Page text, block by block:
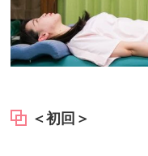
＜初回＞